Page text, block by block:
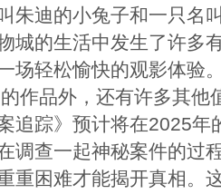
朱迪的小兔子和一只名
城的生活中发生了许多
场轻松愉快的观影体验
作品外，还有许多其他
追踪》预计将在2025年
调查一起神秘案件的过
重困难才能揭开真相。